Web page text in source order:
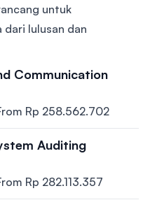
untuk
dari lulusan dan
Communication
Rp 258.562.702
Auditing
Rp 282.113.357